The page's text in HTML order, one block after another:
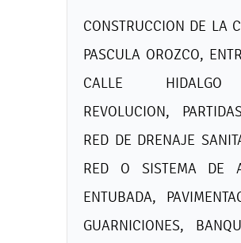
CONSTRUCCION DE LA
PASCULA OROZCO,
CALLE
REVOLUCION,
RED DE DRENAJE
RED O SISTEMA DE
ENTUBADA,
GUARNICIONES,